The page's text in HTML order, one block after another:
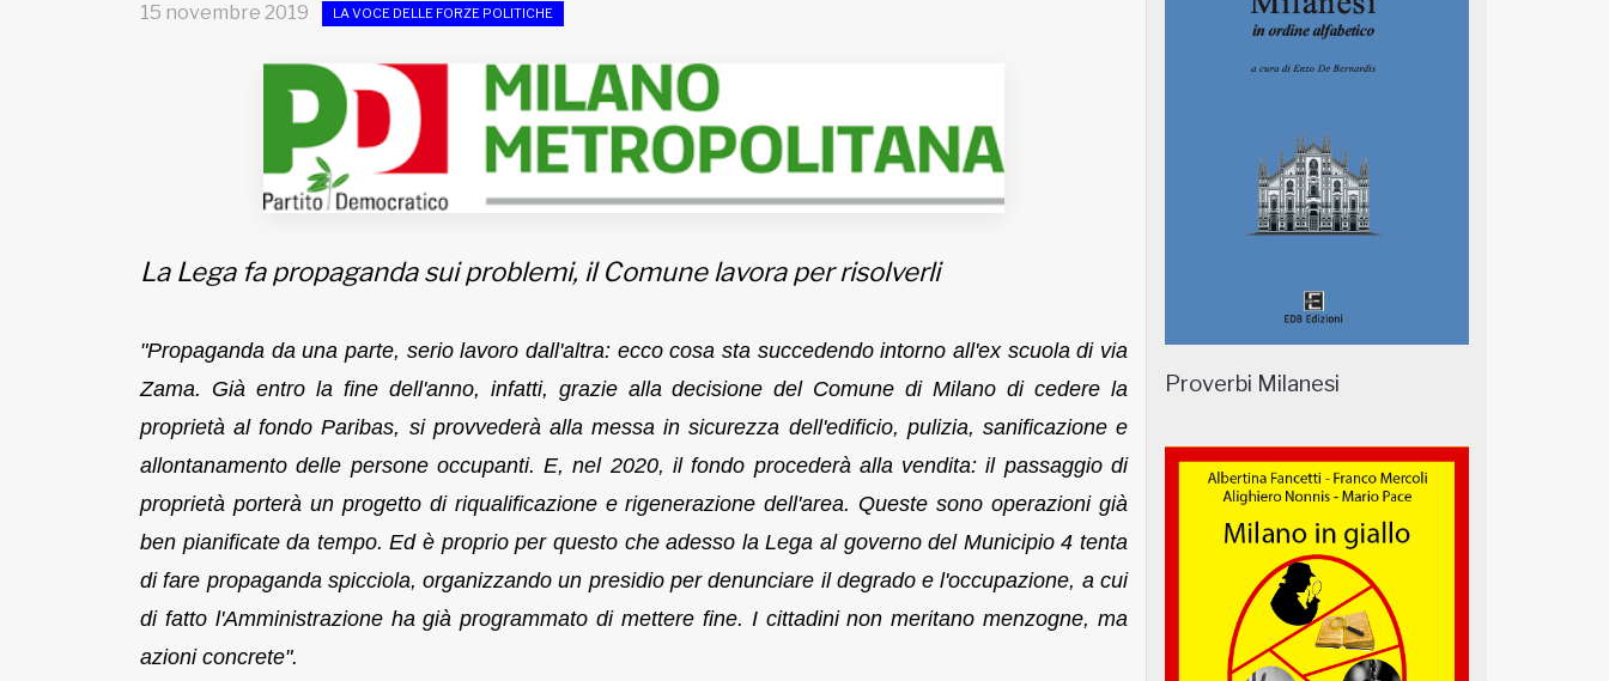
Inviateci le vostre segnalazioni
Imbonati, 89 20159 Milano (Italia)
Informativa sulla privacy
15 novembre 2019 LA VOCE DELLE FORZE POLITICHE
La Lega fa propaganda sui problemi, il Comune lavora per risolverli
"Propaganda da una parte, serio lavoro dall'altra: ecco cosa sta succedendo intorno all'ex scuola di via
Zama. Già entro la fine dell'anno, infatti, grazie alla decisione del Comune di Milano di cedere la
proprietà al fondo Paribas, si provvederà alla messa in sicurezza dell'edificio, pulizia, sanificazione e
allontanamento delle persone occupanti. E, nel 2020, il fondo procederà alla vendita: il passaggio di
proprietà porterà un progetto di riqualificazione e rigenerazione dell'area. Queste sono operazioni già
ben pianificate da tempo. Ed è proprio per questo che adesso la Lega al governo del Municipio 4 tenta
di fare propaganda spicciola, organizzando un presidio per denunciare il degrado e l'occupazione, a cui
di fatto l'Amministrazione ha già programmato di mettere fine. I cittadini non meritano menzogne, ma
azioni concrete".
Proverbi Milanesi